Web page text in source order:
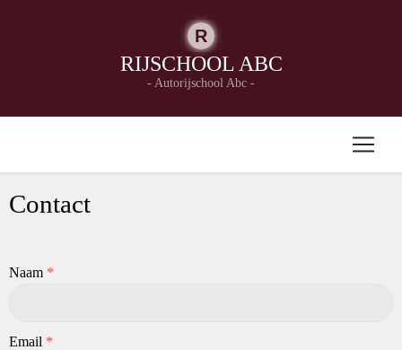
R
RIJSCHOOL ABC
- Autorijschool Abc -
Contact
Naam *
Email *